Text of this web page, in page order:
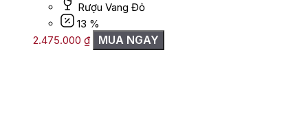
Rượu Vang Đỏ
13 %
2.475.000 ₫ MUA NGAY